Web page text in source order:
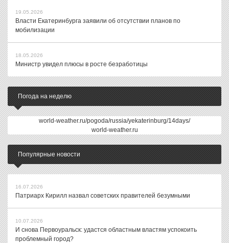
19.05.2026
Власти Екатеринбурга заявили об отсутствии планов по
мобилизации
18.05.2026
Министр увидел плюсы в росте безработицы
Погода на неделю
world-weather.ru/pogoda/russia/yekaterinburg/14days/
world-weather.ru
Популярные новости
16.07.2026
Патриарх Кирилл назвал советских правителей безумными
10.07.2026
И снова Первоуральск: удастся областным властям успокоить
проблемный город?